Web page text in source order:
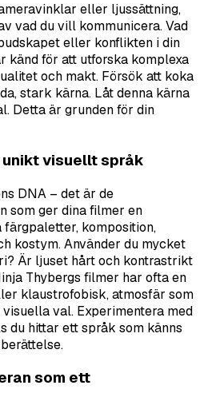
eller ljussättning,
vad du vill kommunicera. Vad
eller konflikten i din
känd för att utforska komplexa
och makt. Försök att koka
stark kärna. Låt denna kärna
Detta är grunden för din
visuellt språk
DNA – det är de
som ger dina filmer en
komposition,
kostym. Använder du mycket
Är ljuset hårt och kontrastrikt
Thybergs filmer har ofta en
klaustrofobisk, atmosfär som
val. Experimentera med
du hittar ett språk som känns
som ett